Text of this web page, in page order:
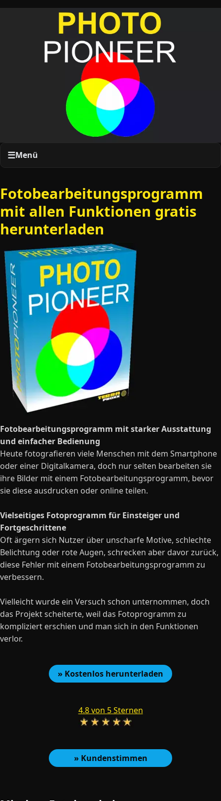
Menü
Fotobearbeitungsprogramm
mit allen Funktionen gratis
herunterladen
Fotobearbeitungsprogramm mit starker Ausstattung
und einfacher Bedienung
Heute fotografieren viele Menschen mit dem Smartphone
oder einer Digitalkamera, doch nur selten bearbeiten sie
ihre Bilder mit einem Fotobearbeitungsprogramm, bevor
sie diese ausdrucken oder online teilen.
Vielseitiges Fotoprogramm für Einsteiger und
Fortgeschrittene
Oft ärgern sich Nutzer über unscharfe Motive, schlechte
Belichtung oder rote Augen, schrecken aber davor zurück,
diese Fehler mit einem Fotobearbeitungsprogramm zu
verbessern.
Vielleicht wurde ein Versuch schon unternommen, doch
das Projekt scheiterte, weil das Fotoprogramm zu
kompliziert erschien und man sich in den Funktionen
verlor.
» Kostenlos herunterladen
4.8 von 5 Sternen
» Kundenstimmen